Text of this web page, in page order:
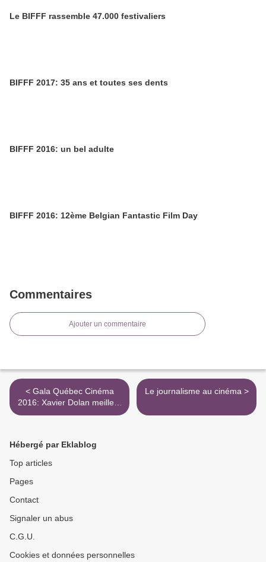
Le BIFFF rassemble 47.000 festivaliers
BIFFF 2017: 35 ans et toutes ses dents
BIFFF 2016: un bel adulte
BIFFF 2016: 12ème Belgian Fantastic Film Day
Commentaires
Ajouter un commentaire
< Gala Québec Cinéma
2016: Xavier Dolan meilleur
acteur ?
Le journalisme au cinéma >
Hébergé par Eklablog
Top articles
Pages
Contact
Signaler un abus
C.G.U.
Cookies et données personnelles